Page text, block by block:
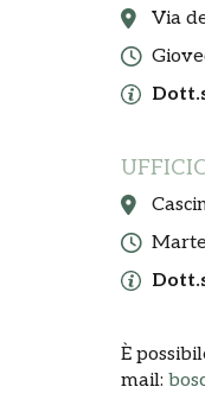
Via
È
mail: